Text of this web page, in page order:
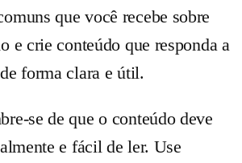
que você recebe sobre
e crie conteúdo que responda a
forma clara e útil.
se de que o conteúdo deve
e fácil de ler. Use